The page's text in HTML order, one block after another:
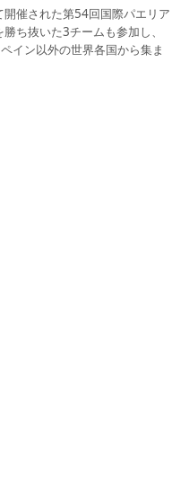
催された第54回国際パエリア
ち抜いた3チームも参加し、
イン以外の世界各国から集ま